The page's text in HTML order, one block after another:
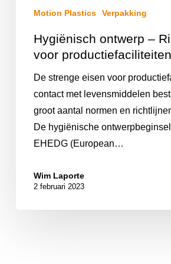
Motion Plastics Verpakking
Hygiënisch ontwerp –
voor productiefaciliteiten
De strenge eisen voor
contact met levensmiddelen
groot aantal normen en
De hygiënische
EHEDG (European…
Wim Laporte
2 februari 2023